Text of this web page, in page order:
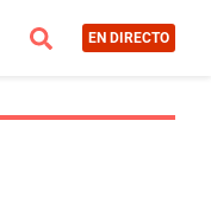
EN DIRECTO